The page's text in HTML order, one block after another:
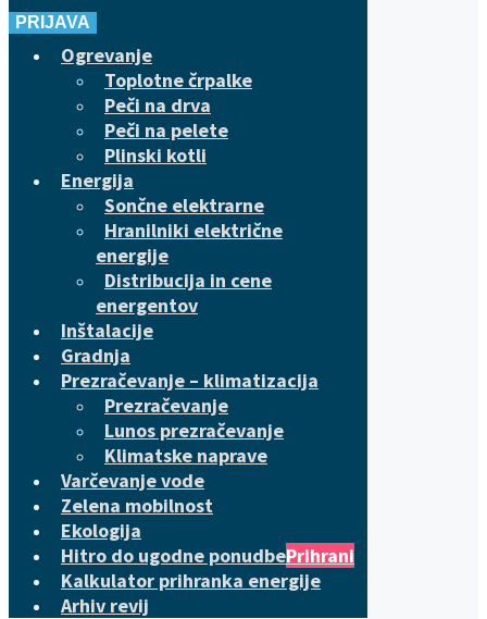
PRIJAVA
Ogrevanje
Toplotne črpalke
Peči na drva
Peči na pelete
Plinski kotli
Energija
Sončne elektrarne
Hranilniki električne
energije
Distribucija in cene
energentov
Inštalacije
Gradnja
Prezračevanje – klimatizacija
Prezračevanje
Lunos prezračevanje
Klimatske naprave
Varčevanje vode
Zelena mobilnost
Ekologija
Hitro do ugodne ponudbePrihrani
Kalkulator prihranka energije
Arhiv revij